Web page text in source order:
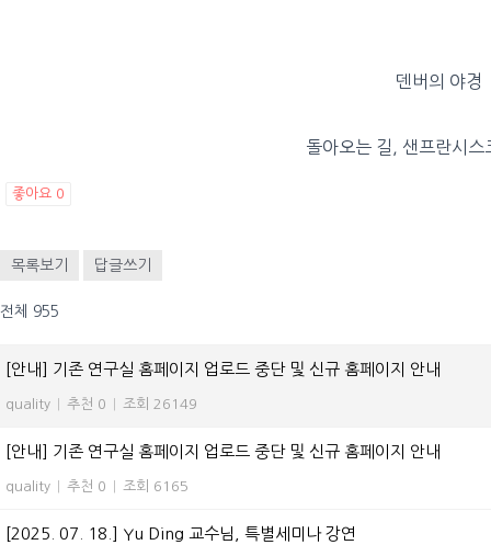
덴버의 야경
돌아오는 길, 샌프란시스
좋아요 0
목록보기 답글쓰기
전체 955
[안내] 기존 연구실 홈페이지 업로드 중단 및 신규 홈페이지 안내
quality 추천 0 조회 26149
[안내] 기존 연구실 홈페이지 업로드 중단 및 신규 홈페이지 안내
quality 추천 0 조회 6165
[2025. 07. 18.] Yu Ding 교수님, 특별세미나 강연